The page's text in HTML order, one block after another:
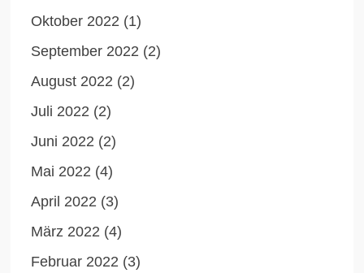
Oktober 2022 (1)
September 2022 (2)
August 2022 (2)
Juli 2022 (2)
Juni 2022 (2)
Mai 2022 (4)
April 2022 (3)
März 2022 (4)
Februar 2022 (3)